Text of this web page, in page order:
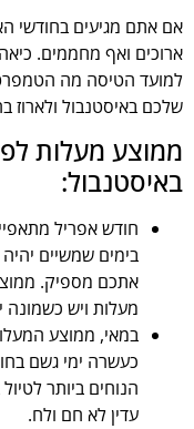
אם אתם מגיעים בחודשי
ארוכים ואף מחממים.
למועד הטיסה מה
שלכם באיסטנבול ולארוז
ממוצע מעלות
באיסטנבול:
חודש אפריל
בימים שמשיים
מעלות ויש כשמונה
כעשרה ימי גשם
הנוחים ביותר
עדין לא חם ולח.